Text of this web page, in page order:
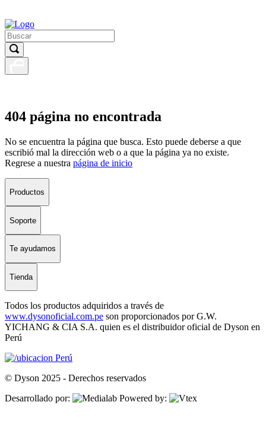
404 página no encontrada
No se encuentra la página que busca. Esto puede deberse a que
escribió mal la dirección web o a que la página ya no existe.
Regrese a nuestra página de inicio
Productos
Soporte
Te ayudamos
Tienda
Todos los productos adquiridos a través de
www.dysonoficial.com.pe son proporcionados por G.W.
YICHANG & CIA S.A. quien es el distribuidor oficial de Dyson en
Perú
Perú
© Dyson 2025 - Derechos reservados
Desarrollado por:
Powered by: